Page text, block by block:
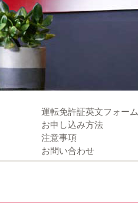
運転免許証英文フォーム
お申し込み方法
注意事項
お問い合わせ